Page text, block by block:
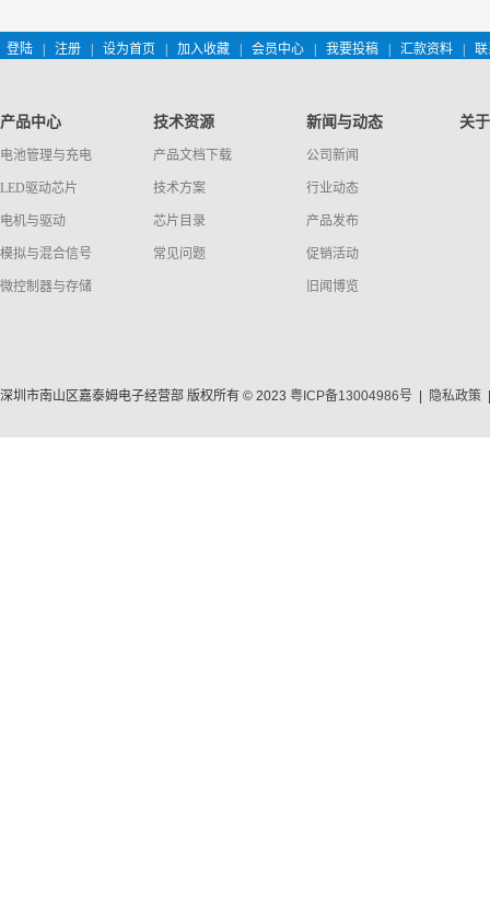
登陆 | 注册 | 设为首页 | 加入收藏 | 会员中心 | 我要投稿 | 汇款资料 |
产品中心
电池管理与充电
LED驱动芯片
电机与驱动
模拟与混合信号
微控制器与存储
技术资源
产品文档下载
技术方案
芯片目录
常见问题
新闻与动态
公司新闻
行业动态
产品发布
促销活动
旧闻博览
关
深圳市南山区嘉泰姆电子经营部 版权所有 © 2023 粤ICP备13004986号 | 隐私政策